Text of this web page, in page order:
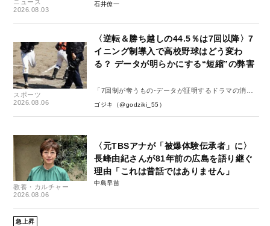
ニュース
2026.08.03
石井僚一
スポーツ
2026.08.06
〈逆転＆勝ち越しの44.5％は7回以降〉7
イニング制導入で高校野球はどう変わ
る？ データが明らかにする“短縮”の弊害
「7回制が奪うもの-データが証明するドラマの消
失-」
ゴジキ（@godziki_55）
教養・カルチャー
2026.08.06
〈元TBSアナが「被爆体験伝承者」に〉
長峰由紀さんが81年前の広島を語り継ぐ
理由「これは昔話ではありません」
中島早苗
急上昇